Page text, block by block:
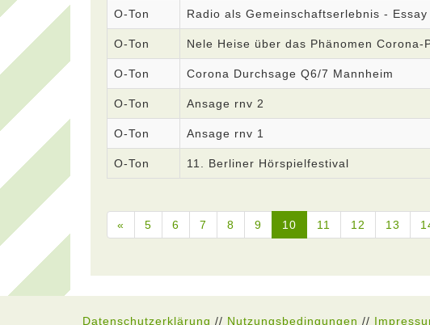
O-Ton Radio als Gemeinschaftserlebnis -
O-Ton Nele Heise über das Phänomen Corona-
O-Ton Corona Durchsage Q6/7 Mannheim
O-Ton Ansage rnv 2
O-Ton Ansage rnv 1
O-Ton 11. Berliner Hörspielfestival
« 5 6 7 8 9 10 11 12 13
Datenschutzerklärung // Nutzungsbedingungen //